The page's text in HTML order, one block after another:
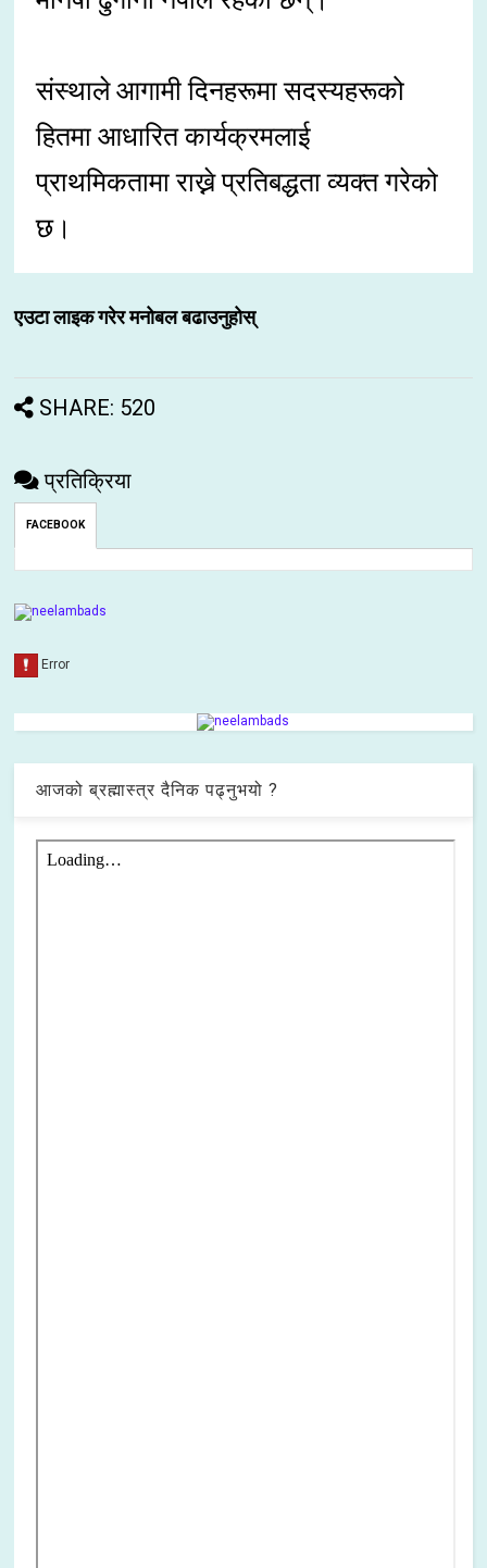
संस्थाले आगामी दिनहरूमा सदस्यहरूको
हितमा आधारित कार्यक्रमलाई
प्राथमिकतामा राख्ने प्रतिबद्धता व्यक्त गरेको
छ।
एउटा लाइक गरेर मनोबल बढाउनुहोस्
SHARE: 520
प्रतिक्रिया
FACEBOOK
आजको ब्रह्मास्त्र दैनिक पढ्नुभयो ?